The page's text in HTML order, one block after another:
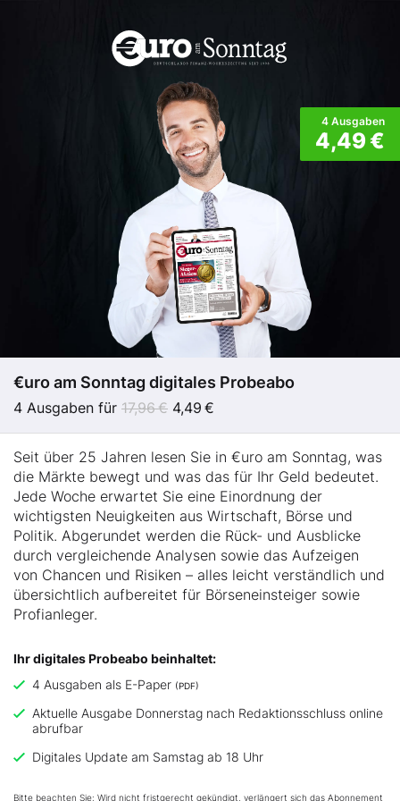
4 Ausgaben
4,49 €
€uro am Sonntag digitales Probeabo
4 Ausgaben für 17,96 € 4,49 €
Seit über 25 Jahren lesen Sie in €uro am Sonntag, was
die Märkte bewegt und was das für Ihr Geld bedeutet.
Jede Woche erwartet Sie eine Einordnung der
wichtigsten Neuigkeiten aus Wirtschaft, Börse und
Politik. Abgerundet werden die Rück- und Ausblicke
durch vergleichende Analysen sowie das Aufzeigen
von Chancen und Risiken – alles leicht verständlich und
übersichtlich aufbereitet für Börseneinsteiger sowie
Profianleger.
Ihr digitales Probeabo beinhaltet:
4 Ausgaben als E-Paper (PDF)
Aktuelle Ausgabe Donnerstag nach Redaktionsschluss online
abrufbar
Digitales Update am Samstag ab 18 Uhr
Bitte beachten Sie: Wird nicht fristgerecht gekündigt, verlängert sich das Abonnement